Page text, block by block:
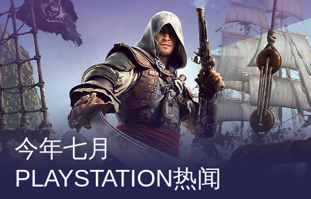
今年七月
PLAYSTATION热闻